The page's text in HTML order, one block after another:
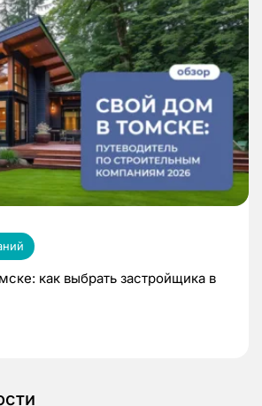
как выбрать застройщика в